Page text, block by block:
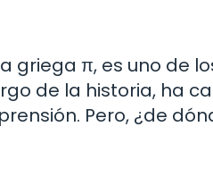
griega π, es uno de
de la historia, ha
Pero, ¿de